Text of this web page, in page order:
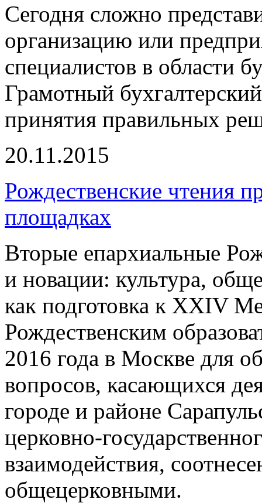
Сегодня сложно
организацию или
специалистов в области
Грамотный
принятия правильных
20.11.2015
Рождественские чтения
площадках
Вторые епархиальные
и новации: культура,
как подготовка к XXIV
Рождественским
2016 года в Москве для
вопросов, касающихся
городе и районе
церковно-
взаимодействия,
общецерковными.